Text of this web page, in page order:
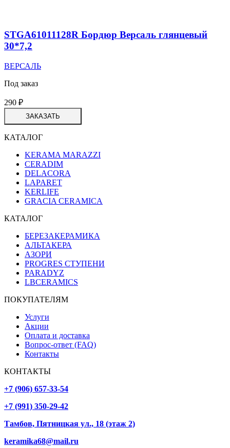
STGA61011128R Бордюр Версаль глянцевый
30*7,2
ВЕРСАЛЬ
Под заказ
290 ₽
ЗАКАЗАТЬ
КАТАЛОГ
KERAMA MARAZZI
CERADIM
DELACORA
LAPARET
KERLIFE
GRACIA CERAMICA
КАТАЛОГ
БЕРЕЗАКЕРАМИКА
АЛЬТАКЕРА
АЗОРИ
PROGRES СТУПЕНИ
PARADYZ
LBCERAMICS
ПОКУПАТЕЛЯМ
Услуги
Акции
Оплата и доставка
Вопрос-ответ (FAQ)
Контакты
КОНТАКТЫ
+7 (906) 657-33-54
+7 (991) 350-29-42
Тамбов, Пятницкая ул., 18 (этаж 2)
keramika68@mail.ru